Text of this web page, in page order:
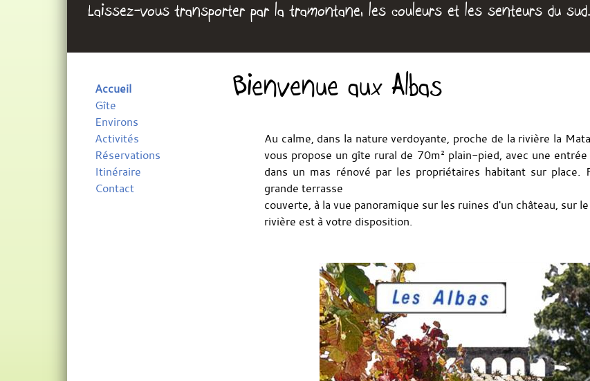
Laissez-vous transporter par la tramontane, les couleurs et les senteurs du
Bienvenue aux Albas
Au calme, dans la nature verdoyante, proche de la rivière la
vous propose un gîte rural de 70m² plain-pied, avec une entrée
dans un mas rénové par les propriétaires habitant sur place.
grande terrasse
couverte, à la vue panoramique sur les ruines d'un château, sur
rivière est à votre disposition.
Accueil
Gîte
Environs
Activités
Réservations
Itinéraire
Contact